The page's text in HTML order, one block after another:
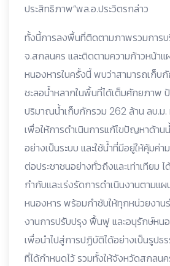
ประสิทธิภาพ”พล.อ.ประวิตรกล่าว
ทั้งนี้การลงพื้นที่ติดตามภาพรวมการบ
จ.สกลนคร และติดตามความก้าวหน้า
หนองหารในครั้งนี้ พบว่าสามารถเก็บ
ชะลอน้ำหลากในพื้นที่ได้เต็มศักยภาพ
ปริมาณน้ำเก็บกักรวม 262 ล้าน ลบ.ม.
เพื่อให้การดำเนินการแก้ไขปัญหาด้าน
อย่างเป็นระบบ และใช้น้ำที่มีอยู่ให้คุ้มค่
ต่อประชาชนอย่างทั่วถึงและเท่าเทียม
กำกับและเร่งรัดการดำเนินงานตาม
หนองหาร พร้อมกำชับให้ทุกหน่วยงาน
งานการปรับปรุง ฟื้นฟู และอนุรักษ์หน
เพื่อนำไปสู่การปฏิบัติได้อย่างเป็นรูป
ที่ได้กำหนดไว้ รวมทั้งให้จังหวัดสกลน